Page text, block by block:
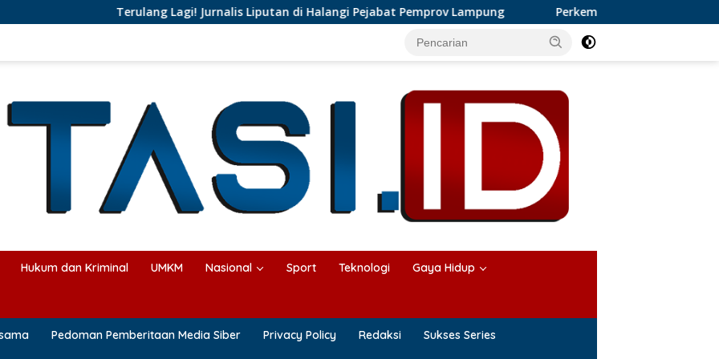
Terulang Lagi! Jurnalis Liputan di Halangi Pejabat Pemprov Lampung Perkembangan Bisnis Karangan
Hukum dan Kriminal UMKM Nasional Sport Teknologi Gaya Hidup
Pedoman Pemberitaan Media Siber Privacy Policy Redaksi Sukses Series